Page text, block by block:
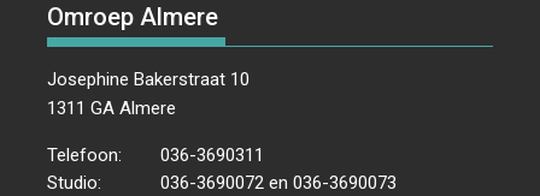
Omroep Almere
Josephine Bakerstraat 10
1311 GA Almere
Telefoon:
036-3690311
Studio:
036-3690072 en 036-3690073